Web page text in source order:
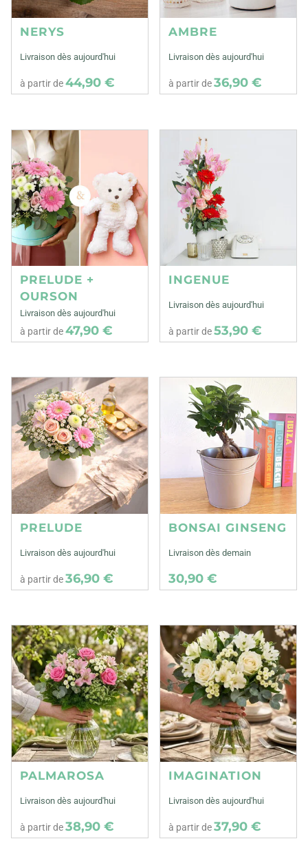
NERYS
Livraison dès aujourd'hui
à partir de44,90 €
AMBRE
Livraison dès aujourd'hui
à partir de36,90 €
PRELUDE +
OURSON
Livraison dès aujourd'hui
à partir de47,90 €
INGENUE
Livraison dès aujourd'hui
à partir de53,90 €
PRELUDE
Livraison dès aujourd'hui
à partir de36,90 €
BONSAI GINSENG
Livraison dès demain
30,90 €
PALMAROSA
Livraison dès aujourd'hui
à partir de38,90 €
IMAGINATION
Livraison dès aujourd'hui
à partir de37,90 €